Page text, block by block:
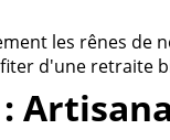
les rênes
d'une retraite